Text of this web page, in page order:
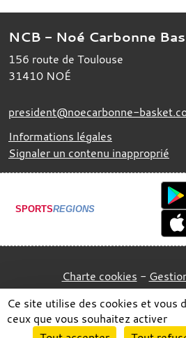
NCB - Noé Carbonne
156 route de Toulouse
31410 NOÉ
president@noecarbonne-
Informations légales
Signaler un contenu inapproprié
SPORTSREGIONS
Charte cookies
Ce site utilise des cookies et vous
ceux que vous souhaitez activer